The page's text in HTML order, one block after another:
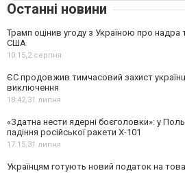
Останні новини
Трамп оцінив угоду з Україною про
США
10:15,2 серпня
ЄС продовжив тимчасовий захист
виключення
18:42,31 липня
«Здатна нести ядерні боєголовки»: у
падіння російської ракети Х-101
17:15,31 липня
Українцям готують новий податок на